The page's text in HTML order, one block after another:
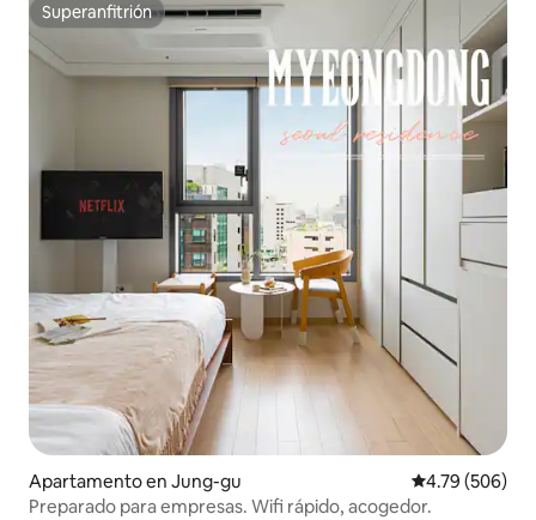
Superanfitrión
Superanfitrión
Apartamento en Jung-gu Calificación
4.79 (506)
Preparado para empresas. Wifi rápido, acogedor.